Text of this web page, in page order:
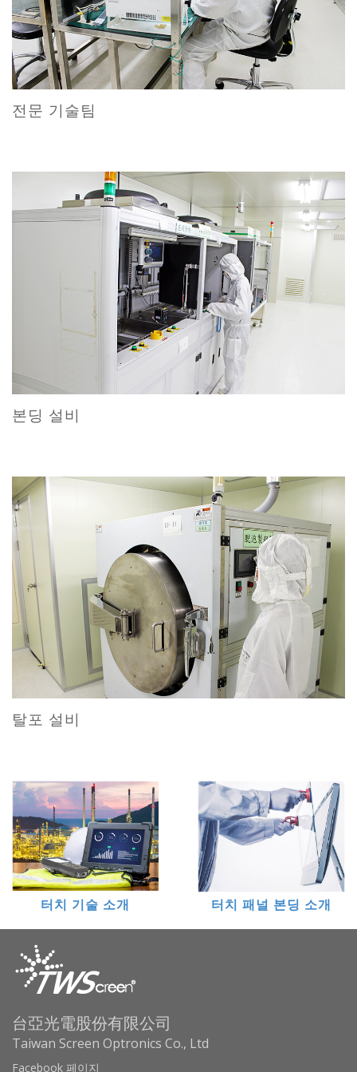
전문 기술팀
본딩 설비
탈포 설비
터치 기술 소개 터치 패널 본딩 소개
台亞光電股份有限公司
Taiwan Screen Optronics Co., Ltd
Facebook 페이지